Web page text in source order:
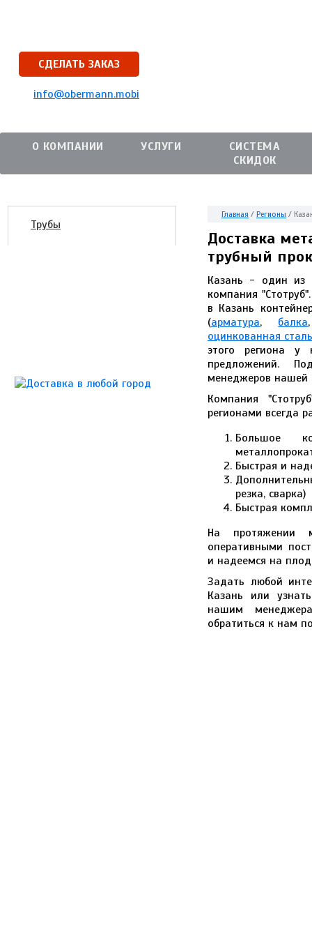
СДЕЛАТЬ ЗАКАЗ
info@obermann.mobi
О КОМПАНИИ УСЛУГИ
СИСТЕМА
СКИДОК
Трубы
Главная / Регионы /
Доставка
трубный
Казань - один из
компания
в Казань
(арматура, балка
оцинкованная
этого региона у
предложений.
менеджеров нашей
Компания
регионами всегда
Большое
Быстрая и
резка, сварка)
Быстрая
На протяжении
оперативными
и надеемся на
Задать любой
Казань или
нашим
обратиться к нам